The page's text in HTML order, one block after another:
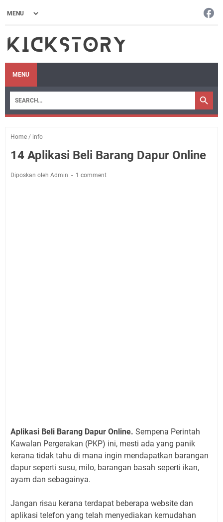
MENU
Home / info
14 Aplikasi Beli Barang Dapur Online
Diposkan oleh Admin 1 comment
Aplikasi Beli Barang Dapur Online. Sempena Perintah
Kawalan Pergerakan (PKP) ini, mesti ada yang panik
kerana tidak tahu di mana ingin mendapatkan barangan
dapur seperti susu, milo, barangan basah seperti ikan,
ayam dan sebagainya.
Jangan risau kerana terdapat beberapa website dan
aplikasi telefon yang telah menyediakan kemudahan